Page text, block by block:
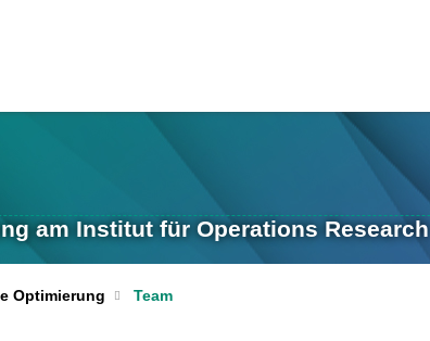
am Institut für Operations Research
Optimierung Team